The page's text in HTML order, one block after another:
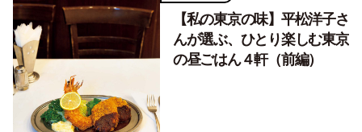
【私の東京の味】平松洋子さ
んが選ぶ、ひとり楽しむ東京
の昼ごはん４軒（前編）